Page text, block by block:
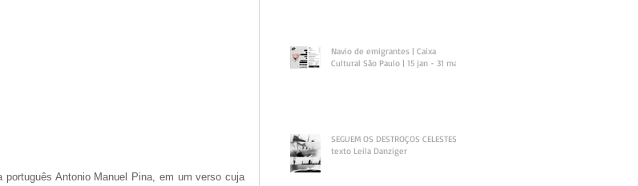
Antonio Manuel Pina, em um verso cuja
Navio de emigrantes | Caixa
Cultural São Paulo | 15 jan - 31 mar
SEGUEM OS DESTROÇOS CELESTES |
texto Leila Danziger